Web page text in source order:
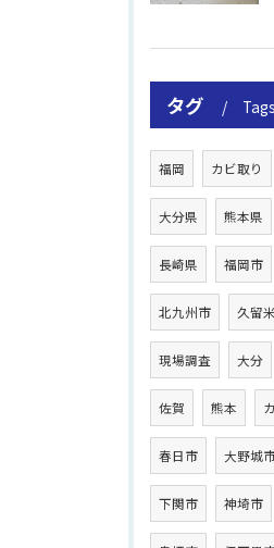
タグ Tags
福岡 カビ取り
大分県 熊本県
長崎県 福岡市
北九州市 久留
現場調査 大分
佐賀 熊本
春日市 大野城
下関市 神埼市